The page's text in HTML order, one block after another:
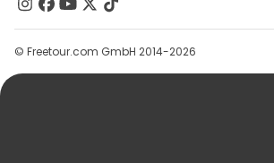
Grupos
Ajuda
© Freetour.com GmbH 2014-2026